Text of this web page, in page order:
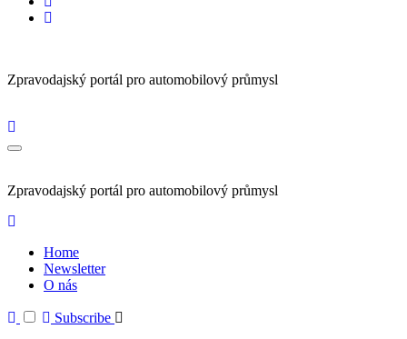
Zpravodajský portál pro automobilový průmysl
Zpravodajský portál pro automobilový průmysl
Home
Newsletter
O nás
Subscribe